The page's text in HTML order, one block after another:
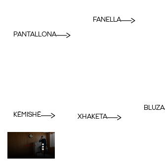
PANTALLONA
FANELLA
KËMISHË XHAKETA
BLUZA